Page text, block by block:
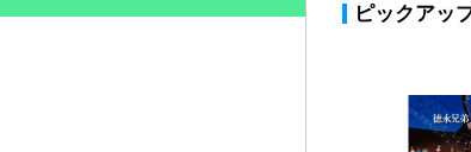
ピックアッ